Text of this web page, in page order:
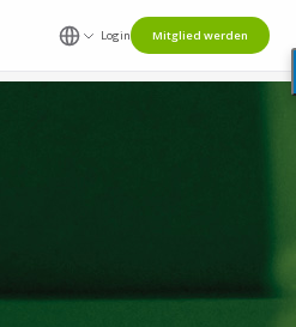
Login Mitglied werden